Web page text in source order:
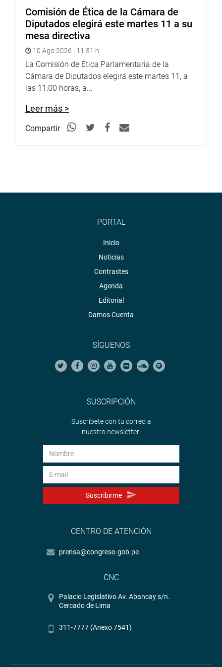
Comisión de Ética de la Cámara de
Diputados elegirá este martes 11 a su
mesa directiva
10 Ago 2026 | 11:51 h
La Comisión de Ética Parlamentaria de la
Cámara de Diputados elegirá este martes 11, a
las 11:00 horas, a...
Leer más >
Compartir
PORTAL
Inicio
Noticias
Contrastes
Agenda
Editorial
Damos Cuenta
SÍGUENOS
SUSCRIPCIÓN
Suscríbete con tu correo a
nuestro newsletter.
Suscribirme
CENTRO DE ATENCIÓN
prensa@congreso.gob.pe
CNC
Palacio Legislativo Av. Abancay s/n.
Cercado de Lima
311-7777 (Anexo 7541)